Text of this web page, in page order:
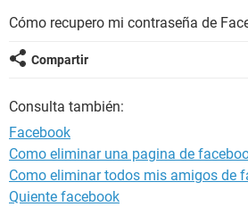
Cómo recupero mi contraseña de
Compartir
Consulta también:
Facebook
Como eliminar una pagina de
Como eliminar todos mis amigos de
Quiente facebook